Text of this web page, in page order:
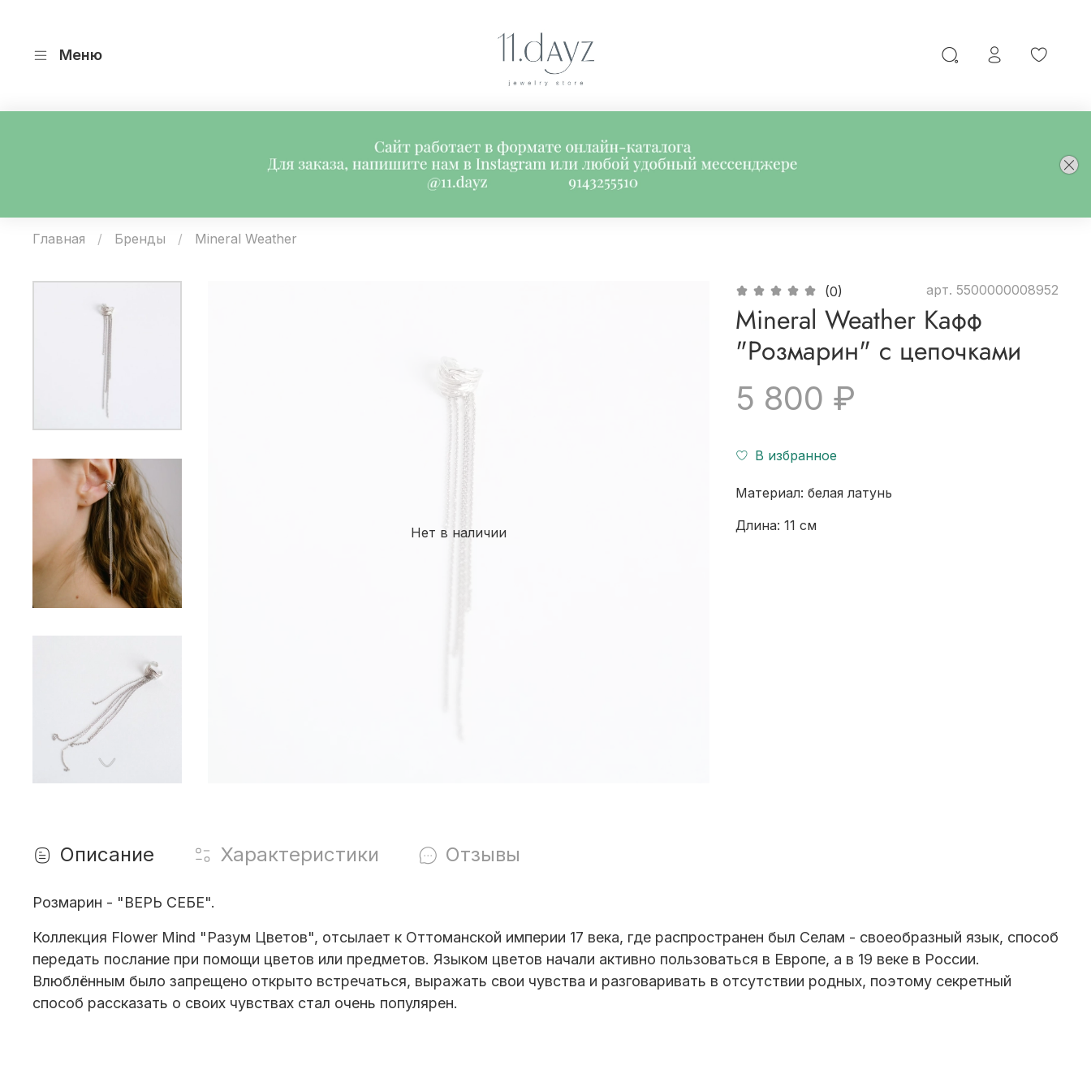
Меню
Главная Бренды Mineral Weather
Нет в наличии
(0) арт. 5500000008952
Mineral Weather Кафф
"Розмарин" с цепочками
5 800 ₽
В избранное
Материал: белая латунь
Длина: 11 см
Описание Характеристики Отзывы
Розмарин - "ВЕРЬ СЕБЕ".
Коллекция Flower Mind "Разум Цветов", отсылает к Оттоманской империи 17 века, где распространен был Селам - своеобразный язык, способ
передать послание при помощи цветов или предметов. Языком цветов начали активно пользоваться в Европе, а в 19 веке в России.
Влюблённым было запрещено открыто встречаться, выражать свои чувства и разговаривать в отсутствии родных, поэтому секретный
способ рассказать о своих чувствах стал очень популярен.